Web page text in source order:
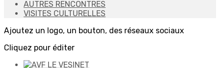
AUTRES RENCONTRES
VISITES CULTURELLES
Ajoutez un logo, un bouton, des réseaux sociaux
Cliquez pour éditer